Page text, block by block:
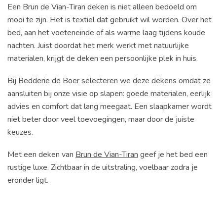
Een Brun de Vian-Tiran deken is niet alleen bedoeld om
mooi te zijn. Het is textiel dat gebruikt wil worden. Over het
bed, aan het voeteneinde of als warme laag tijdens koude
nachten. Juist doordat het merk werkt met natuurlijke
materialen, krijgt de deken een persoonlijke plek in huis.
Bij Bedderie de Boer selecteren we deze dekens omdat ze
aansluiten bij onze visie op slapen: goede materialen, eerlijk
advies en comfort dat lang meegaat. Een slaapkamer wordt
niet beter door veel toevoegingen, maar door de juiste
keuzes.
Met een deken van Brun de Vian-Tiran geef je het bed een
rustige luxe. Zichtbaar in de uitstraling, voelbaar zodra je
eronder ligt.